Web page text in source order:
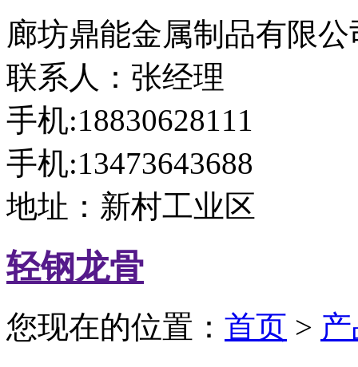
廊坊鼎能金属制品有限公
联系人：张经理
手机:18830628111
手机:13473643688
地址：新村工业区
轻钢龙骨
您现在的位置： 首页 >